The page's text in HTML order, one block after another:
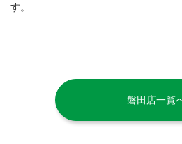
す。
磐田店一覧